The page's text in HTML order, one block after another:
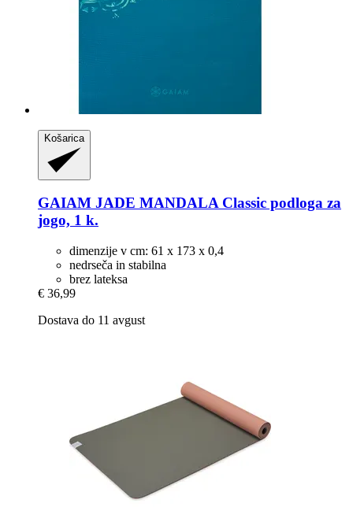
Košarica
GAIAM JADE MANDALA Classic podloga za
jogo, 1 k.
dimenzije v cm: 61 x 173 x 0,4
nedrseča in stabilna
brez lateksa
€ 36,99
Dostava do 11 avgust